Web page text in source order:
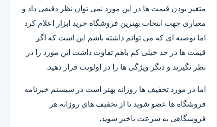
متغیر بودن قیمت ها در این مورد نمی توان نظر دقیقی داد و
معیاری جهت انتخاب بهترین فروشگاه خرید ابزار اعلام کرد
اما توصیه ای که می توانم داشته باشم این است که اگر
قیمت ها در حد خیلی کم باهم تفاوت داشت این مورد را در
نظر نگیرید و دیگر ویژگی ها را در اولویت قرار دهید.
اما در مورد تخفیف ها روزانه بهتر است در سیستم خبرنامه
فروشگاه ها عضو شوید تا از تخفیف های روزانه هر
فروشگاهی به سرعت باخبر شوید.